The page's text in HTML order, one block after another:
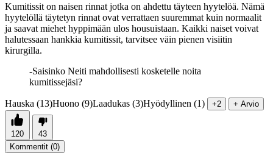
Kumitissit on naisen rinnat jotka on ahdettu täyteen hyytelöä. Nämä
hyytelöllä täytetyn rinnat ovat verrattaen suuremmat kuin normaalit
ja saavat miehet hyppimään ulos housuistaan. Kaikki naiset voivat
halutessaan hankkia kumitissit, tarvitsee väin pienen visiitin
kirurgilla.
-Saisinko Neiti mahdollisesti kosketelle noita
kumitissejäsi?
Hauska (13)Huono (9)Laadukas (3)Hyödyllinen (1) +2 + Arvio
120
43
Kommentit (0)